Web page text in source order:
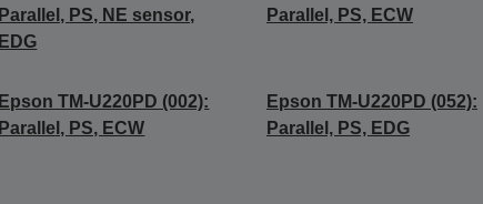
Parallel, PS, NE sensor,
EDG
Parallel, PS, ECW
Epson TM-U220PD (002):
Parallel, PS, ECW
Epson TM-U220PD (052):
Parallel, PS, EDG